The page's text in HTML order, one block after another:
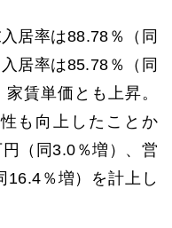
居率は88.78％（同
居率は85.78％（同
賃単価とも上昇。
も向上したことか
（同3.0％増）、営
16.4％増）を計上し